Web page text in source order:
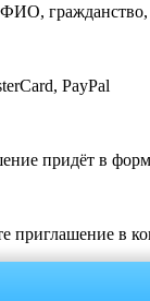
гражданство,
PayPal
придёт в
приглашение в